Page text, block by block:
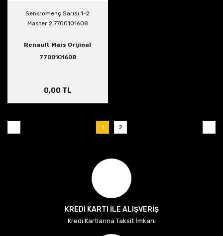
Senkromenç Sarısı 1-2
Master 2 7700101608
Renault Mais Orijinal
7700101608
0,00 TL
1 2
KREDİ KARTI İLE ALIŞVERİŞ
Kredi Kartlarına Taksit İmkanı